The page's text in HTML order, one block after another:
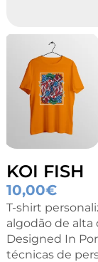
KOI FISH
10,00€
T-shirt
algodão de
Designed In
técnicas de